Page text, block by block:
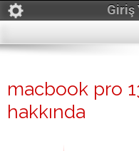
Giriş
macbook pro
hakkında